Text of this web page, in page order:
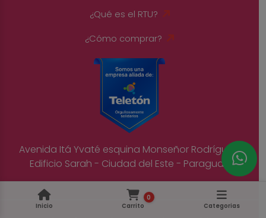
Inicio
0
Carrito Categorias
¿Qué es el RTU?
¿Cómo comprar?
Avenida Itá Yvaté esquina Monseñor Rodríguez,
Edificio Sarah - Ciudad del Este - Paraguay